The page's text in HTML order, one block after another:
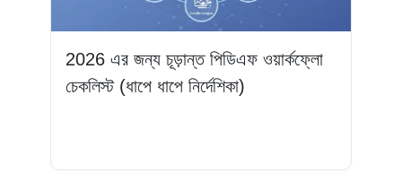
2026 এর জন্য চূড়ান্ত পিডিএফ ওয়ার্কফ্লো
চেকলিস্ট (ধাপে ধাপে নির্দেশিকা)